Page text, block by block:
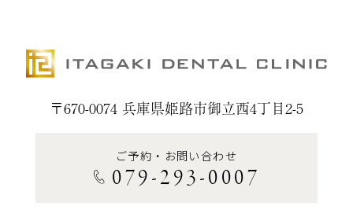
〒670-0074 兵庫県姫路市御立西4丁目2-5
ご予約・お問い合わせ
079-293-0007